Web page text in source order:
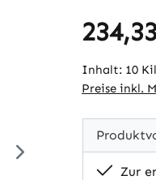
Regulärer
Inhalt: 10
Preise inkl.
Zur